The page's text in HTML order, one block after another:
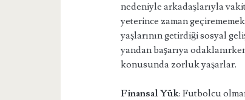
nedeniyle arkadaşlarıyla
yeterince zaman
yaşlarının getirdiği sosyal
yandan başarıya
konusunda zorluk yaşarlar.
Finansal Yük: Futbolcu